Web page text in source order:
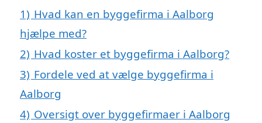
1) Hvad kan en byggefirma i Aalborg
hjælpe med?
2) Hvad koster et byggefirma i Aalborg?
3) Fordele ved at vælge byggefirma i
Aalborg
4) Oversigt over byggefirmaer i Aalborg